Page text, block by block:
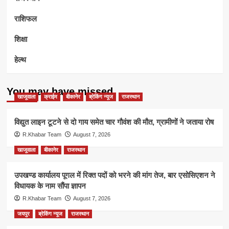
राशिफल
शिक्षा
हेल्थ
You may have missed
खाजूवाला क्राईम बीकानेर ब्रेकिंग न्यूज राजस्थान
विद्युत लाइन टूटने से दो गाय समेत चार गौवंश की मौत, ग्रामीणों ने जताया रोष
R.Khabar Team August 7, 2026
खाजूवाला बीकानेर राजस्थान
उपखण्ड कार्यालय पूगल में रिक्त पदों को भरने की मांग तेज, बार एसोसिएशन ने
विधायक के नाम सौंपा ज्ञापन
R.Khabar Team August 7, 2026
जयपुर ब्रेकिंग न्यूज राजस्थान